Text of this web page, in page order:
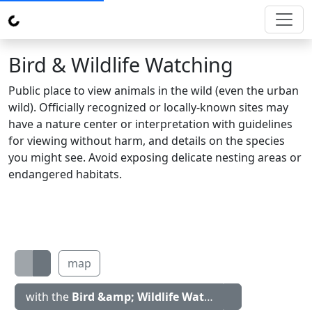
Bird & Wildlife Watching
Public place to view animals in the wild (even the urban
wild). Officially recognized or locally-known sites may
have a nature center or interpretation with guidelines
for viewing without harm, and details on the species
you might see. Avoid exposing delicate nesting areas or
endangered habitats.
map
with the Bird &amp; Wildlife Watching